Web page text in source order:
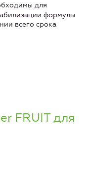
для
формулы
всего срока
FRUIT для